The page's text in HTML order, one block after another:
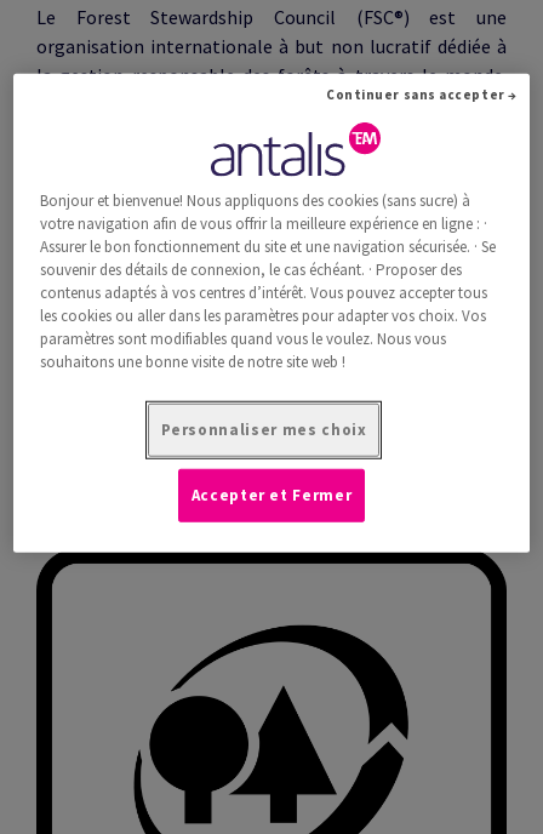
Le Forest Stewardship Council (FSC®) est une
organisation internationale à but non lucratif dédiée à
la gestion responsable des forêts à travers le monde.
FSC® certifie les petites exploitations comme les
concentrations d’entreprises forestières. L’organisation
non gouvernementale définit les principes et critères au
niveau international et s’engage pour une gestion
forestière écologiquement appropriée, socialement
bénéfique et économiquement viable. L’utilisation du
logo FSC® encourage une gestion forestière innovante.
Les différents logos FSC® renseignent sur la
composition exacte du produit.
Certificat FSC
Bonjour et bienvenue! Nous appliquons des cookies (sans sucre) à
votre navigation afin de vous offrir la meilleure expérience en ligne : ·
Assurer le bon fonctionnement du site et une navigation sécurisée. · Se
souvenir des détails de connexion, le cas échéant. · Proposer des
contenus adaptés à vos centres d’intérêt. Vous pouvez accepter tous
les cookies ou aller dans les paramètres pour adapter vos choix. Vos
paramètres sont modifiables quand vous le voulez. Nous vous
souhaitons une bonne visite de notre site web !
Personnaliser mes choix
Continuer sans accepter →
Accepter et Fermer